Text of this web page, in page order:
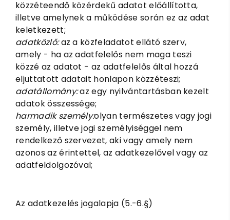
közzéteendő közérdekű adatot előállította,
illetve amelynek a működése során ez az adat
keletkezett;
adatközlő:az a közfeladatot ellátó szerv,
amely - ha az adatfelelős nem maga teszi
közzé az adatot - az adatfelelős által hozzá
eljuttatott adatait honlapon közzéteszi;
adatállomány:az egy nyilvántartásban kezelt
adatok összessége;
harmadik személy:olyan természetes vagy jogi
személy, illetve jogi személyiséggel nem
rendelkező szervezet, aki vagy amely nem
azonos az érintettel, az adatkezelővel vagy az
adatfeldolgozóval;
Az adatkezelés jogalapja (5.-6.§)